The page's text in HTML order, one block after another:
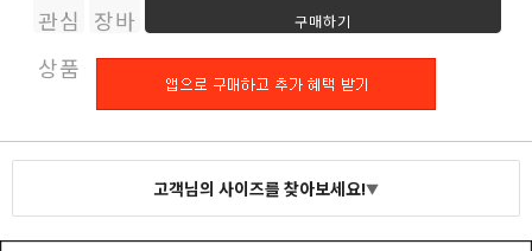
관심
상품
장바
구니
구매하기
고객님의 사이즈를 찾아보세요!▼